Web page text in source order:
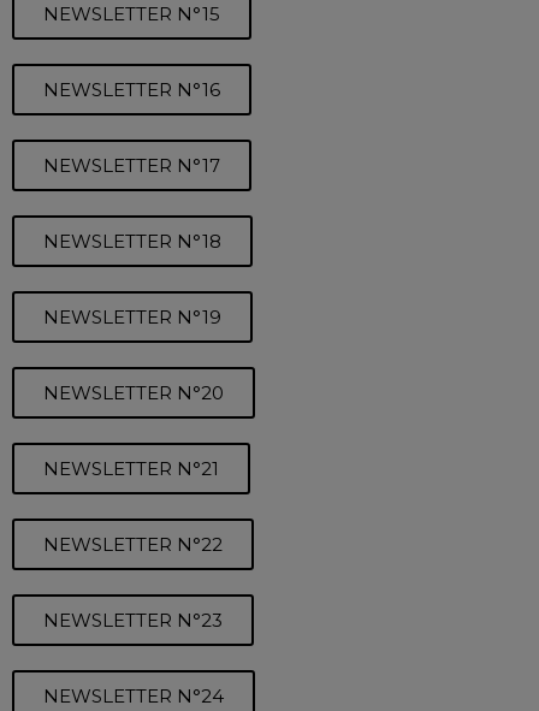
NEWSLETTER N°15
NEWSLETTER N°16
NEWSLETTER N°17
NEWSLETTER N°18
NEWSLETTER N°19
NEWSLETTER N°20
NEWSLETTER N°21
NEWSLETTER N°22
NEWSLETTER N°23
NEWSLETTER N°24